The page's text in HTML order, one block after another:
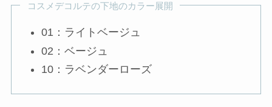
コスメデコルテの下地のカラー展開
01：ライトベージュ
02：ベージュ
10：ラベンダーローズ